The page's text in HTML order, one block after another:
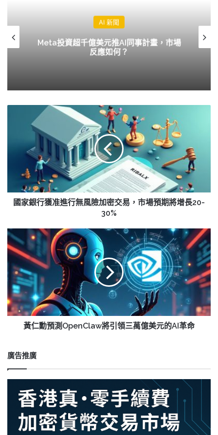
AI 新聞
Meta投資超千億美元推AI同事計畫，市場
反應如何？
無
密
交
易，
市
場
預
期
將
增
國家銀行獲准進行無風險加密交易，市場預期將增長20-
30%
黃
仁
勳
預
測
OpenClaw
將
引
領
美
黃仁勳預測OpenClaw將引領三萬億美元的AI革命
廣告推廣